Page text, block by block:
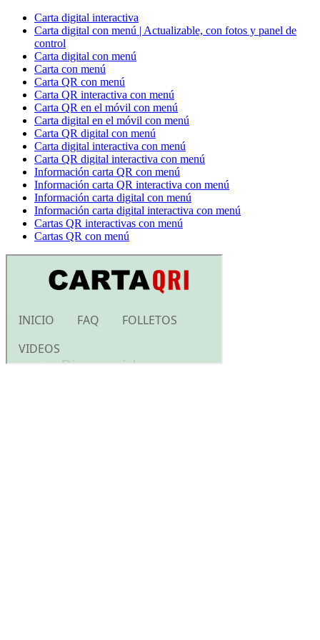
Carta digital interactiva
Carta digital con menú | Actualizable, con fotos y panel de
control
Carta digital con menú
Carta con menú
Carta QR con menú
Carta QR interactiva con menú
Carta QR en el móvil con menú
Carta digital en el móvil con menú
Carta QR digital con menú
Carta digital interactiva con menú
Carta QR digital interactiva con menú
Información carta QR con menú
Información carta QR interactiva con menú
Información carta digital con menú
Información carta digital interactiva con menú
Cartas QR interactivas con menú
Cartas QR con menú